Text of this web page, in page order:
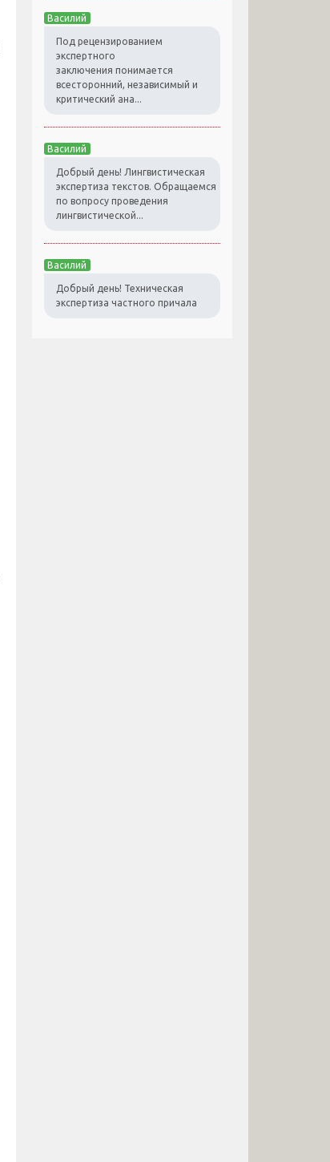
Василий
Под рецензированием
экспертного
заключения понимается
всесторонний, независимый и
критический ана...
Василий
Добрый день! Лингвистическая
экспертиза текстов. Обращаемся
по вопросу проведения
лингвистической...
Василий
Добрый день! Техническая
экспертиза частного причала